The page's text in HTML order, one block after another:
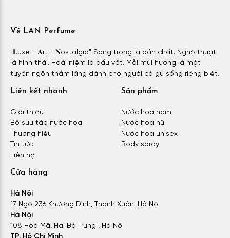
Về LAN Perfume
"𝐋uxe - 𝐀rt - 𝐍ostalgia" Sang trọng là bản chất. Nghệ thuật
là hình thái. Hoài niệm là dấu vết. Mỗi mùi hương là một
tuyên ngôn thầm lặng dành cho người có gu sống riêng biệt.
Liên kết nhanh
Giới thiệu
Bộ sưu tập nước hoa
Thương hiệu
Tin tức
Liên hệ
Sản phẩm
Nước hoa nam
Nước hoa nữ
Nước hoa unisex
Body spray
Cửa hàng
Hà Nội
17 Ngõ 236 Khương Đình, Thanh Xuân, Hà Nội
Hà Nội
108 Hoà Mã, Hai Bà Trưng , Hà Nội